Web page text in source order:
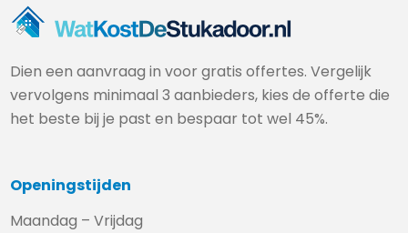
Dien een aanvraag in voor gratis offertes. Vergelijk
vervolgens minimaal 3 aanbieders, kies de offerte die
het beste bij je past en bespaar tot wel 45%.
Openingstijden
Maandag – Vrijdag